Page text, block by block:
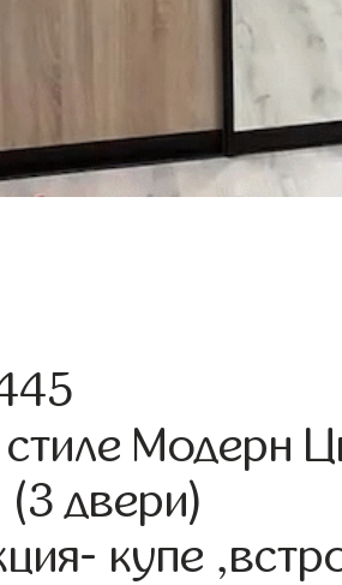
Модерн
двери)
купе